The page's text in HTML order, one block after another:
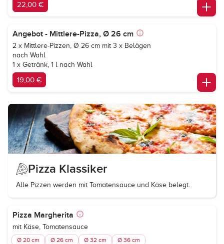
22,00 €
Angebot - Mittlere-Pizza, Ø 26 cm
2 x Mittlere-Pizzen, Ø 26 cm mit 3 x Belägen
nach Wahl
1 x Getränk, 1 l nach Wahl
19,00 €
Pizza Klassiker
Alle Pizzen werden mit Tomatensauce und Käse belegt.
Pizza Margherita
mit Käse, Tomatensauce
Ø 20 cm Ø 26 cm Ø 32 cm Ø 36 cm